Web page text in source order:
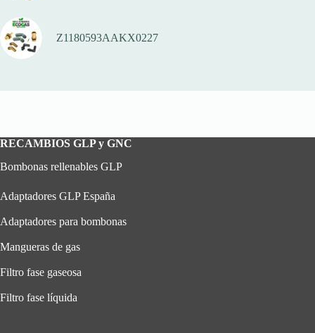
Z1180593AAKX0227
RECAMBIOS GLP y GNC
Bombonas rellenables GLP
Adaptadores GLP España
Adaptadores para bombonas
Mangueras de gas
Filtro fase gaseosa
Filtro fase líquida